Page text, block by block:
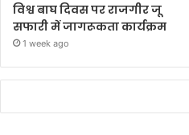
विश्व बाघ दिवस पर राजगीर जू
सफारी में जागरूकता कार्यक्रम
1 week ago